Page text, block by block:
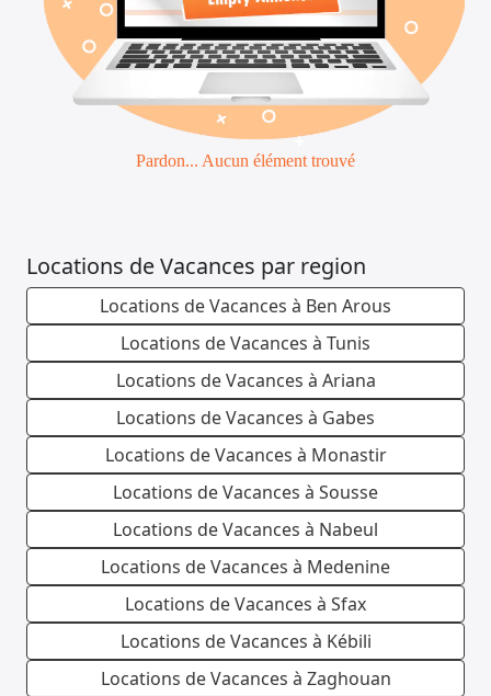
Pardon... Aucun élément trouvé
Locations de Vacances par region
Locations de Vacances à Ben Arous
Locations de Vacances à Tunis
Locations de Vacances à Ariana
Locations de Vacances à Gabes
Locations de Vacances à Monastir
Locations de Vacances à Sousse
Locations de Vacances à Nabeul
Locations de Vacances à Medenine
Locations de Vacances à Sfax
Locations de Vacances à Kébili
Locations de Vacances à Zaghouan